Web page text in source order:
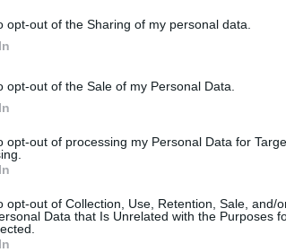
opt-out of the Sharing of my personal data.
opt-out of the Sale of my Personal Data.
opt-out of processing my Personal Data for
opt-out of Collection, Use, Retention, Sale, and/
Data that Is Unrelated with the Purposes
της Δημοκρατίας
υποχωρεί το φαινόμενο
του Δημήτρη Δανίκα
protothema.gr στο Google Newsκαι